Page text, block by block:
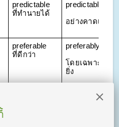
predictable
ที่ทำนายได้
predictably
อย่างคาดเดาได้
preferable
ที่ดีกว่า
preferably
โดยเฉพาะอย่าง
ยิ่ง
presently